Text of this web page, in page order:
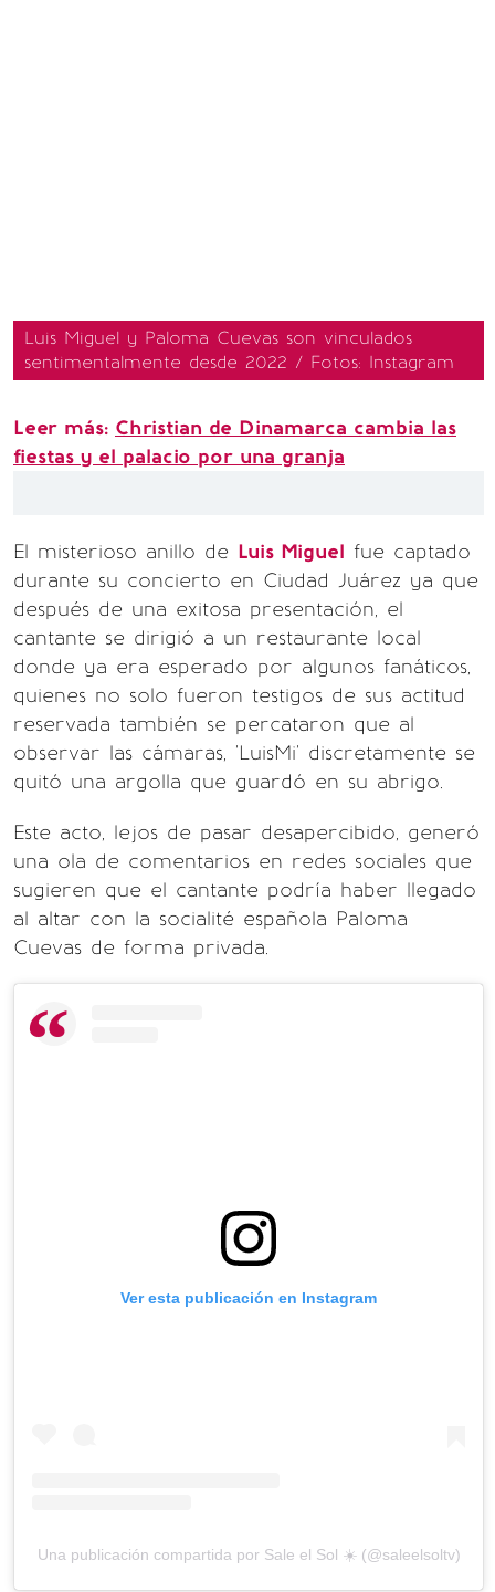
Luis Miguel y Paloma Cuevas son vinculados
sentimentalmente desde 2022 / Fotos: Instagram
Leer más: Christian de Dinamarca cambia las
fiestas y el palacio por una granja
El misterioso anillo de Luis Miguel fue captado
durante su concierto en Ciudad Juárez ya que
después de una exitosa presentación, el
cantante se dirigió a un restaurante local
donde ya era esperado por algunos fanáticos,
quienes no solo fueron testigos de sus actitud
reservada también se percataron que al
observar las cámaras, 'LuisMi' discretamente se
quitó una argolla que guardó en su abrigo.
Este acto, lejos de pasar desapercibido, generó
una ola de comentarios en redes sociales que
sugieren que el cantante podría haber llegado
al altar con la socialité española Paloma
Cuevas de forma privada.
Ver esta publicación en Instagram
Una publicación compartida por Sale el Sol ☀️ (@saleelsoltv)